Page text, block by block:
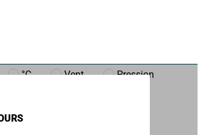
°C Vent Pression